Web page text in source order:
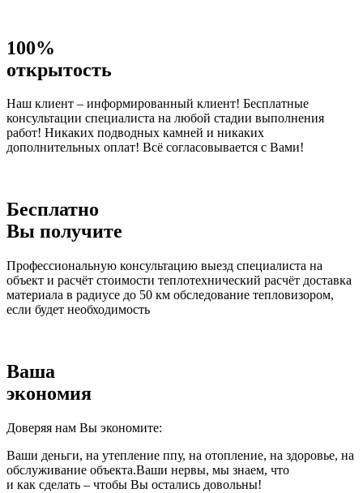
100%
открытость
Наш клиент – информированный клиент! Бесплатные
консультации специалиста на любой стадии выполнения
работ! Никаких подводных камней и никаких
дополнительных оплат! Всё согласовывается с Вами!
Бесплатно
Вы получите
Профессиональную консультацию выезд специалиста на
объект и расчёт стоимости теплотехнический расчёт доставка
материала в радиусе до 50 км обследование тепловизором,
если будет необходимость
Ваша
экономия
Доверяя нам Вы экономите:
Ваши деньги, на утепление ппу, на отопление, на здоровье, на
обслуживание объекта.Ваши нервы, мы знаем, что
и как сделать – чтобы Вы остались довольны!